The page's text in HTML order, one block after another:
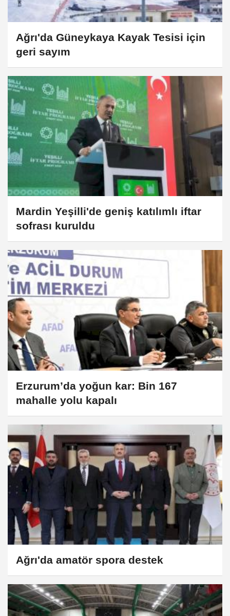
Ağrı'da Güneykaya Kayak Tesisi için
geri sayım
Mardin Yeşilli'de geniş katılımlı iftar
sofrası kuruldu
Erzurum’da yoğun kar: Bin 167
mahalle yolu kapalı
Ağrı'da amatör spora destek